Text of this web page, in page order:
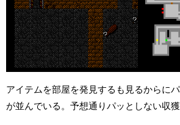
アイテムを部屋を発見するも見るからに
が並んでいる。予想通りパッとしない収獲